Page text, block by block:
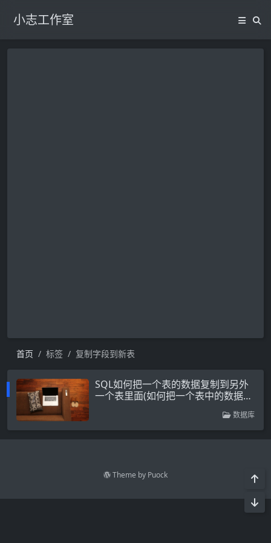
小志工作室
首页 标签 复制字段到新表
SQL如何把一个表的数据复制到另外
一个表里面(如何把一个表中的数据复
数据库
Theme by Puock